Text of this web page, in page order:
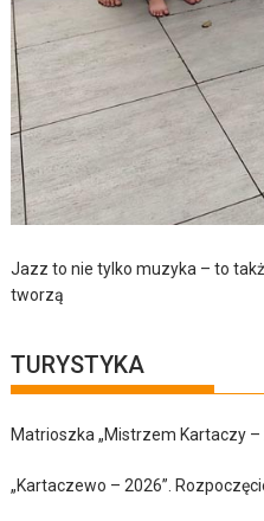
Jazz to nie tylko muzyka – to
tworzą
TURYSTYKA
Matrioszka „Mistrzem Kartaczy –
„Kartaczewo – 2026”.